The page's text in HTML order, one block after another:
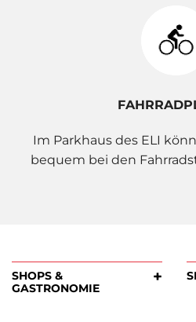
Im Parkhaus des ELI
bequem bei den